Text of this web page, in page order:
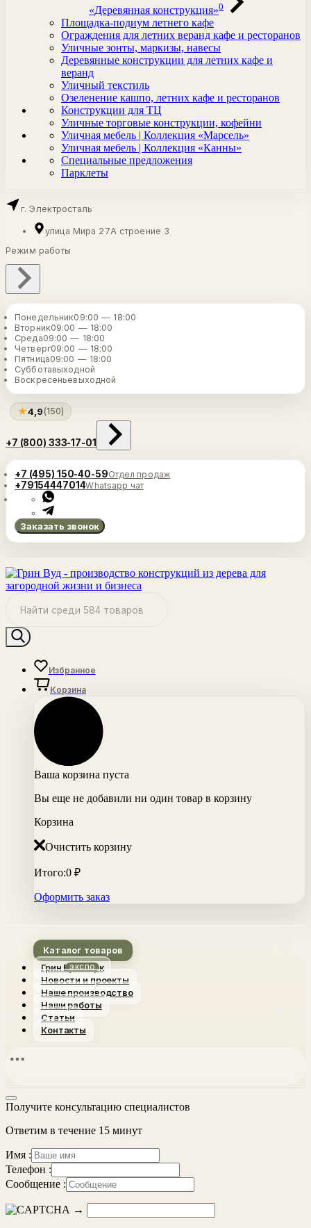
«Деревянная конструкция»0
Площадка-подиум летнего кафе
Ограждения для летних веранд кафе и ресторанов
Уличные зонты, маркизы, навесы
Деревянные конструкции для летних кафе и
веранд
Уличный текстиль
Озеленение кашпо, летних кафе и ресторанов
Конструкции для ТЦ
Уличные торговые конструкции, кофейни
Уличная мебель | Коллекция «Марсель»
Уличная мебель | Коллекция «Канны»
Специальные предложения
Парклеты
г. Электросталь
улица Мира 27А строение 3
Режим работы
Понедельник09:00 — 18:00
Вторник09:00 — 18:00
Среда09:00 — 18:00
Четверг09:00 — 18:00
Пятница09:00 — 18:00
Субботавыходной
Воскресеньевыходной
★4,9(150)
+7 (800) 333-17-01
+7 (495) 150-40-59Отдел продаж
+79154447014Whatsapp чат
Заказать звонок
Избранное
Корзина
Ваша корзина пуста
Вы еще не добавили ни один товар в корзину
Корзина
Очистить корзину
Итого:0 ₽
Оформить заказ
Каталог товаров
Грин Вуд Парк
Новости и проекты
Наше производство
Наши работы
Статьи
Контакты
Получите консультацию специалистов
Ответим в течение 15 минут
Имя :
Телефон :
Сообщение :
→